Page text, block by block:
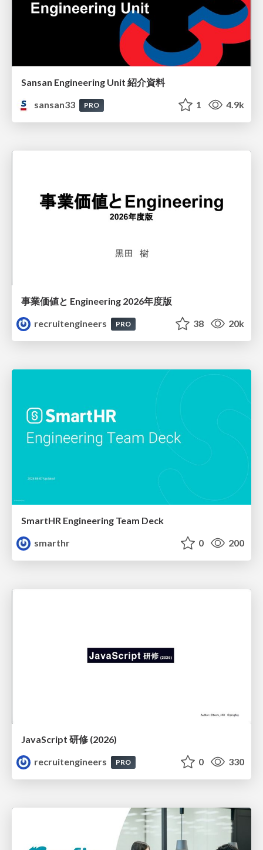
Sansan Engineering Unit 紹介資料
sansan33
PRO 1 4.9k
事業価値と Engineering 2026年度版
recruitengineers
PRO 38 20k
SmartHR Engineering Team Deck
smarthr
0 200
JavaScript 研修 (2026)
recruitengineers
PRO 0 330